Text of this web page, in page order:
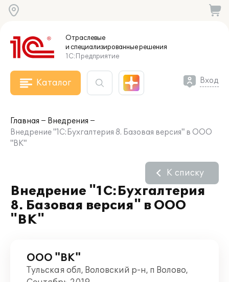
Отраслевые
и специализированныерешения
1С:Предприятие
Каталог Вход
Главная
Внедрения
Внедрение "1С:Бухгалтерия 8. Базовая версия" в ООО
"ВК"
Внедрение "1С:Бухгалтерия
8. Базовая версия" в ООО
"ВК"
К списку
ООО "ВК"
Тульская обл, Воловский р-н, п Волово,